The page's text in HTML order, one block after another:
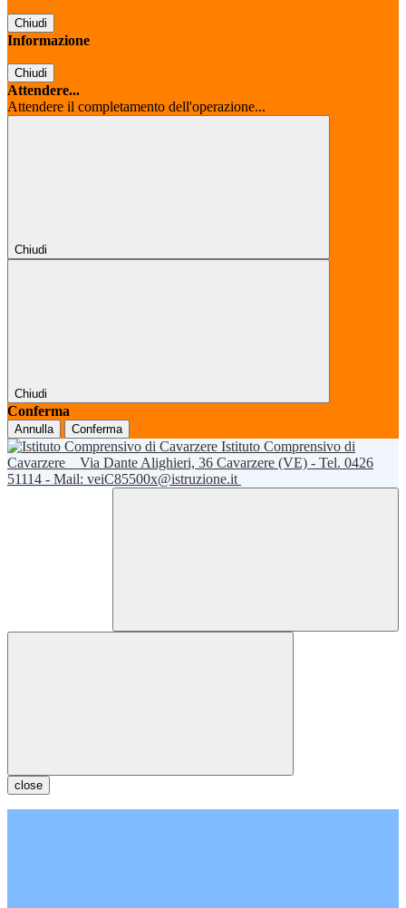
Chiudi
Informazione
Chiudi
Attendere...
Attendere il completamento dell'operazione...
Chiudi
Chiudi
Conferma
Annulla Conferma
Istituto Comprensivo di
Cavarzere
Via Dante Alighieri, 36 Cavarzere (VE) - Tel. 0426
51114 - Mail: veiC85500x@istruzione.it
close